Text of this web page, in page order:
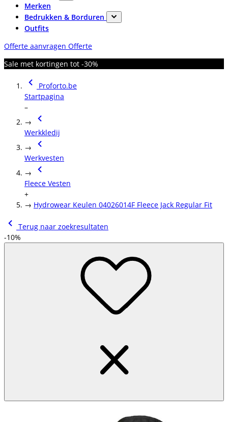
Merken
Bedrukken & Borduren
Outfits
Offerte aanvragen Offerte
Sale met kortingen tot -30%
Proforto.be
Startpagina
–
→
Werkkledij
→
Werkvesten
→
Fleece Vesten
+
→ Hydrowear Keulen 04026014F Fleece Jack Regular Fit
Terug naar zoekresultaten
-10%